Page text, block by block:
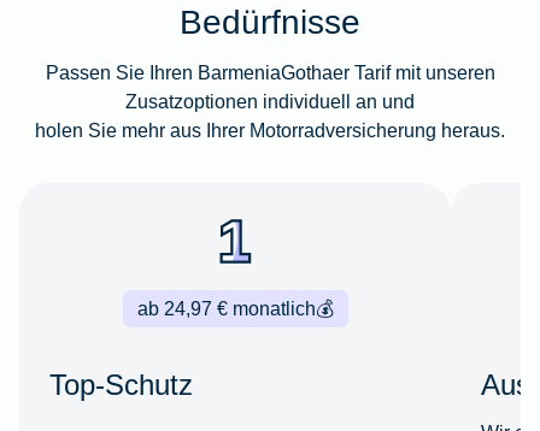
Bedürfnisse
Passen Sie Ihren BarmeniaGothaer Tarif mit unseren
Zusatzoptionen individuell an und
holen Sie mehr aus Ihrer Motorradversicherung heraus.
💰
ab 24,97 € monatlich
Top-Schutz